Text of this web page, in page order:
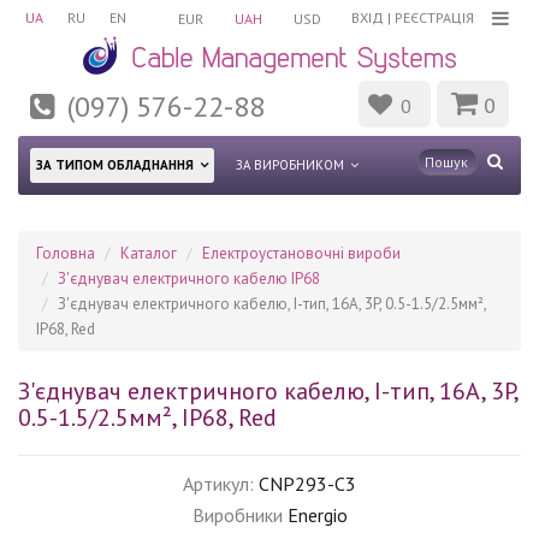
UA RU EN ВХІД | РЕЄСТРАЦІЯ
EUR UAH USD
(097) 576-22-88 0 0
ЗА ТИПОМ ОБЛАДНАННЯ ЗА ВИРОБНИКОМ
Головна Каталог
Електроустановочні вироби
З'єднувач електричного кабелю IP68
З'єднувач електричного кабелю, I-тип, 16A, 3P, 0.5-1.5/2.5мм²,
IP68, Red
З'єднувач електричного кабелю, I-тип, 16A, 3P,
0.5-1.5/2.5мм², IP68, Red
Артикул: CNP293-C3
Виробники Energio